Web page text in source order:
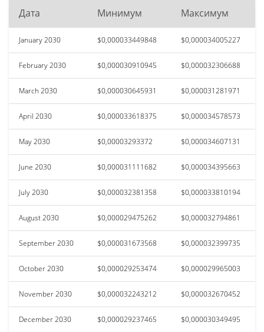
Дата Минимум Максимум
January 2030 $0,000033449848 $0,000034005227
February 2030 $0,000030910945 $0,000032306688
March 2030 $0,000030645931 $0,000031281971
April 2030 $0,000033618375 $0,000034578573
May 2030 $0,00003293372 $0,000034607131
June 2030 $0,000031111682 $0,000034395663
July 2030 $0,000032381358 $0,000033810194
August 2030 $0,000029475262 $0,000032794861
September 2030 $0,000031673568 $0,000032399735
October 2030 $0,000029253474 $0,000029965003
November 2030 $0,000032243212 $0,000032670452
December 2030 $0,000029237465 $0,000030349495